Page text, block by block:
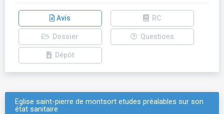
Avis RC
Dossier Questions
Dépôt
Eglise saint-pierre de montsort etudes préalables sur son
état sanitaire